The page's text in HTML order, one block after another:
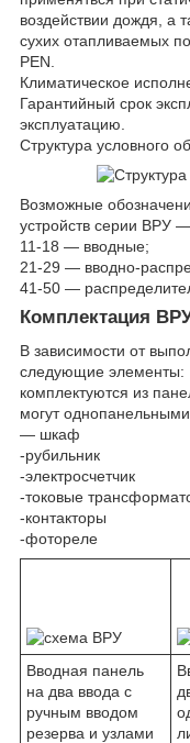
воздействии дождя, а
сухих отапливаемых
PEN.
Климатическое
Гарантийный срок
эксплуатацию.
Структура условного
Возможные
устройств серии ВРУ
11-18 ― вводные;
21-29 ― вводно-
41-50 ―
Комплектация
В зависимости от
следующие элементы:
комплектуются из
могут
― шкаф
-рубильник
-электросчетчик
-токовые
-контакторы
-фотореле
Вводная панель
на два ввода с
ручным вводом
резерва и узлами